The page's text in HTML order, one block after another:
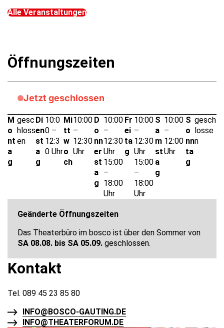
Alle Veranstaltungen
Öffnungszeiten
Jetzt geschlossen
M
o
nt
a
g
gesc
hloss
en
Di
en
st
a
g
10:0
0 –
12:3
0 Uhr
Mi
tt
w
o
ch
10:00
–
12:30
Uhr
D
o
nn
er
st
a
g
10:00
–
12:30
Uhr
15:00
–
18:00
Uhr
Fr
ei
ta
g
10:00
–
12:30
Uhr
15:00
–
18:00
Uhr
S
a
m
st
a
g
10:00
–
12:00
Uhr
S
o
nn
ta
g
gesch
losse
n
Geänderte Öffnungszeiten
Das Theaterbüro im bosco ist über den Sommer von
SA 08.08. bis SA 05.09. geschlossen.
Kontakt
Tel. 089 45 23 85 80
INFO@BOSCO-GAUTING.DE
INFO@THEATERFORUM.DE